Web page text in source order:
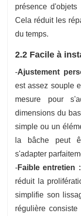
présence
Cela réduit les
du temps.
2.2 Facile à
-Ajustement
est assez souple
mesure pour
dimensions du
simple ou un
la bâche peut
s'adapter
-Faible entretien :
réduit la
simplifie son
régulière